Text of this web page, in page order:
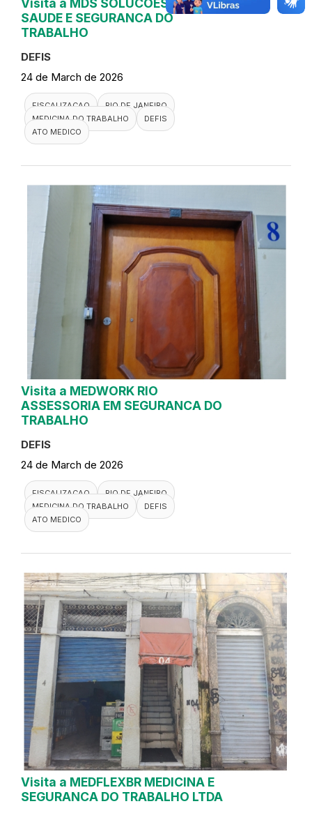
Visita a MDS SOLUCOES EM
SAUDE E SEGURANCA DO
TRABALHO
DEFIS
24 de March de 2026
FISCALIZACAO
RIO DE JANEIRO
MEDICINA DO TRABALHO
DEFIS
ATO MEDICO
Visita a MEDWORK RIO
ASSESSORIA EM SEGURANCA DO
TRABALHO
DEFIS
24 de March de 2026
FISCALIZACAO
RIO DE JANEIRO
MEDICINA DO TRABALHO
DEFIS
ATO MEDICO
Visita a MEDFLEXBR MEDICINA E
SEGURANCA DO TRABALHO LTDA